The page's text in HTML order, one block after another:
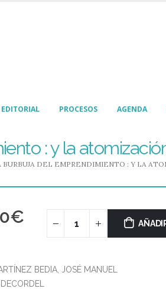
EDITORIAL PROCESOS AGENDA
: y la
BURBUJA DEL EMPRENDIMIENTO : Y LA
€
BEDIA, JOSÉ MANUEL